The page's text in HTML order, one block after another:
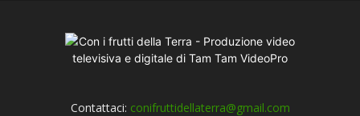
Contattaci: conifruttidellaterra@gmail.com